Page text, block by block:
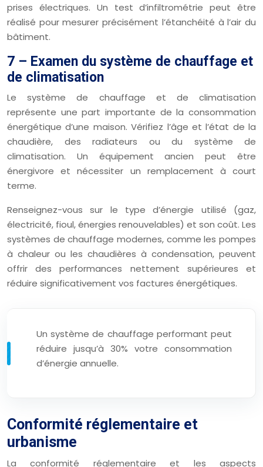
prises électriques. Un test d’infiltrométrie peut être
réalisé pour mesurer précisément l’étanchéité à l’air du
bâtiment.
7 – Examen du système de chauffage et
de climatisation
Le système de chauffage et de climatisation
représente une part importante de la consommation
énergétique d’une maison. Vérifiez l’âge et l’état de la
chaudière, des radiateurs ou du système de
climatisation. Un équipement ancien peut être
énergivore et nécessiter un remplacement à court
terme.
Renseignez-vous sur le type d’énergie utilisé (gaz,
électricité, fioul, énergies renouvelables) et son coût. Les
systèmes de chauffage modernes, comme les pompes
à chaleur ou les chaudières à condensation, peuvent
offrir des performances nettement supérieures et
réduire significativement vos factures énergétiques.
Un système de chauffage performant peut
réduire jusqu’à 30% votre consommation
d’énergie annuelle.
Conformité réglementaire et
urbanisme
La conformité réglementaire et les aspects